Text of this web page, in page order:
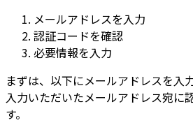
メールアドレスを入力
認証コードを確認
必要情報を入力
まずは、以下にメールアドレスを入
入力いただいたメールアドレス宛に
す。​